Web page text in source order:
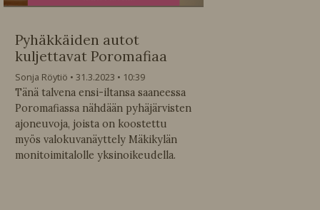
Pyhäkkäiden autot
kuljettavat Poromafiaa
Sonja Röytiö 31.3.2023
10:39
Tänä talvena ensi-iltansa saaneessa
Poromafiassa nähdään pyhäjärvisten
ajoneuvoja, joista on koostettu
myös valokuvanäyttely Mäkikylän
monitoimitalolle yksinoikeudella.